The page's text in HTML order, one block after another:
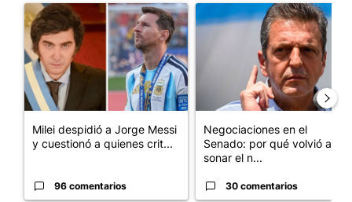
Un artículo de tendencia con el título "Milei despidió a Jorge
Milei despidió a Jorge Messi
y cuestionó a quienes crit...
96 comentarios
Un artículo de tendencia
Negociaciones en el
Senado: por qué volvió a
sonar el n...
30 comentarios